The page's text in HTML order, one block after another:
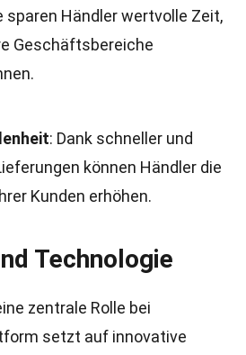
sparen Händler wertvolle Zeit,
Geschäftsbereiche
: Dank schneller und
können Händler die
Kunden erhöhen.
Technologie
zentrale Rolle bei
setzt auf innovative